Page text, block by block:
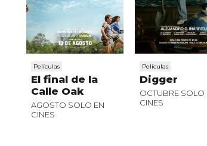
Películas
El final de la
Calle Oak
AGOSTO SOLO EN
CINES
Películas
Digger
OCTUBRE SOLO
CINES